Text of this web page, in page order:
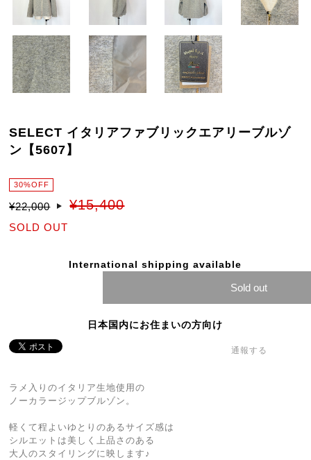
SELECT イタリアファブリックエアリーブルゾ
ン【5607】
30%OFF
¥22,000 ¥15,400
SOLD OUT
International shipping available
Sold out
日本国内にお住まいの方向け
通報する
ラメ入りのイタリア生地使用の
ノーカラージップブルゾン。
軽くて程よいゆとりのあるサイズ感は
シルエットは美しく上品さのある
大人のスタイリングに映します♪